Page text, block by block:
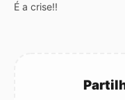
É a crise!!